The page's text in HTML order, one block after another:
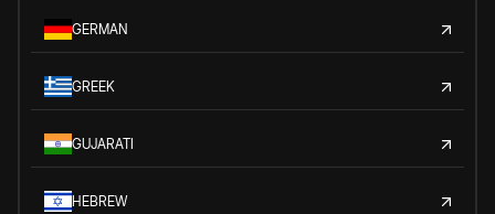
GERMAN
GREEK
GUJARATI
HEBREW